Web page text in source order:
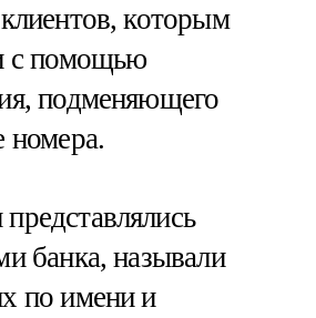
которым
с помощью
подменяющего
номера.
банка, называли
по имени и